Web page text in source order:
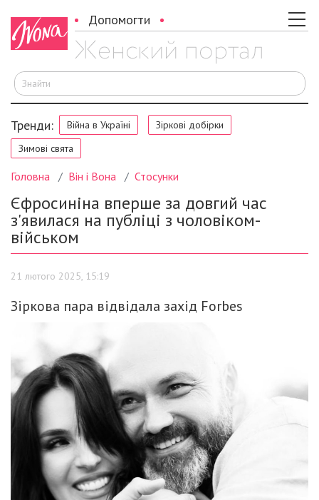
Допомогти
Тренди: Війна в Україні
Зіркові добірки
Зимові свята
Головна Він і Вона Стосунки
Єфросиніна вперше за довгий час
з'явилася на публіці з чоловіком-
військом
21 лютого 2025, 15:19
Зіркова пара відвідала захід Forbes